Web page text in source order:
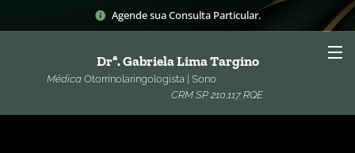
Agende sua Consulta Particular.
Drª. Gabriela Lima Targino
MédicaOtorrinolaringologista | Sono
CRM SP 210.117 RQE